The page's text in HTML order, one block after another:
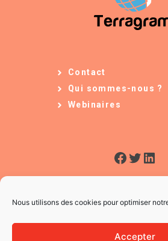
Nous utilisons des cookies pour optimiser
Accepter
Contact
Qui sommes-nous ?
Webinaires
Twitter